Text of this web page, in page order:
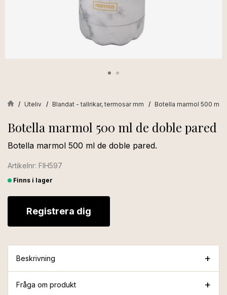
Uteliv Blandat - tallrikar, termosar mm Botella marmol 500 ml
Botella marmol 500 ml de doble pared
Botella marmol 500 ml de doble pared.
Artikelnr: FIH597
Finns i lager
Registrera dig
Beskrivning
Fråga om produkt